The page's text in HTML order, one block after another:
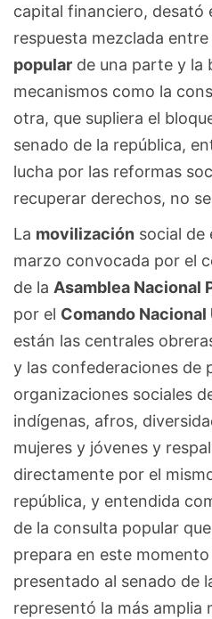
capital financiero, desató
respuesta mezclada entre
popular de una parte y la
mecanismos como la
otra, que supliera el
senado de la república,
lucha por las reformas
recuperar derechos, no
La movilización social de
marzo convocada por el
de la Asamblea Nacional
por el Comando
están las centrales
y las confederaciones de
organizaciones sociales
indígenas, afros,
mujeres y jóvenes y
directamente por el
república, y entendida
de la consulta popular
prepara en este
presentado al senado de
representó la más amplia